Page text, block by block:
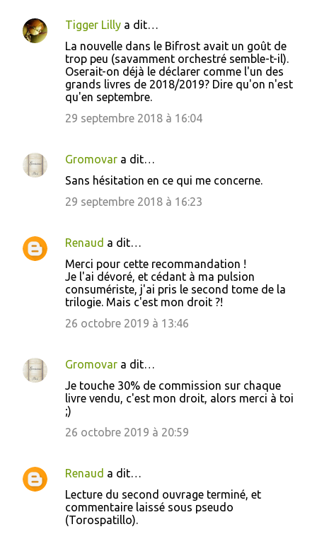
Tigger Lilly a dit…
La nouvelle dans le Bifrost avait un goût de
trop peu (savamment orchestré semble-t-il).
Oserait-on déjà le déclarer comme l'un des
grands livres de 2018/2019? Dire qu'on n'est
qu'en septembre.
29 septembre 2018 à 16:04
Gromovar a dit…
Sans hésitation en ce qui me concerne.
29 septembre 2018 à 16:23
Renaud a dit…
Merci pour cette recommandation !
Je l'ai dévoré, et cédant à ma pulsion
consumériste, j'ai pris le second tome de la
trilogie. Mais c'est mon droit ?!
26 octobre 2019 à 13:46
Gromovar a dit…
Je touche 30% de commission sur chaque
livre vendu, c'est mon droit, alors merci à toi
;)
26 octobre 2019 à 20:59
Renaud a dit…
Lecture du second ouvrage terminé, et
commentaire laissé sous pseudo
(Torospatillo).